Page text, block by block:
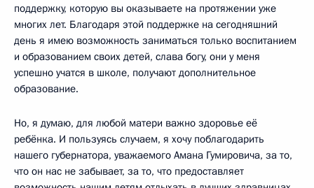
поддержку, которую вы оказываете на протяжении уже
многих лет. Благодаря этой поддержке на сегодняшний
день я имею возможность заниматься только воспитанием
и образованием своих детей, слава богу, они у меня
успешно учатся в школе, получают дополнительное
образование.
Но, я думаю, для любой матери важно здоровье её
ребёнка. И пользуясь случаем, я хочу поблагодарить
нашего губернатора, уважаемого Амана Гумировича, за то,
что он нас не забывает, за то, что предоставляет